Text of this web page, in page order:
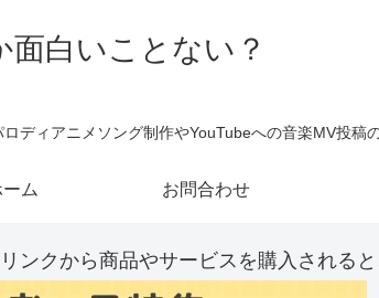
面白いことない？
ディアニメソング制作やYouTubeへの音楽MV投稿
ーム お問合わせ
ンクから商品やサービスを購入される